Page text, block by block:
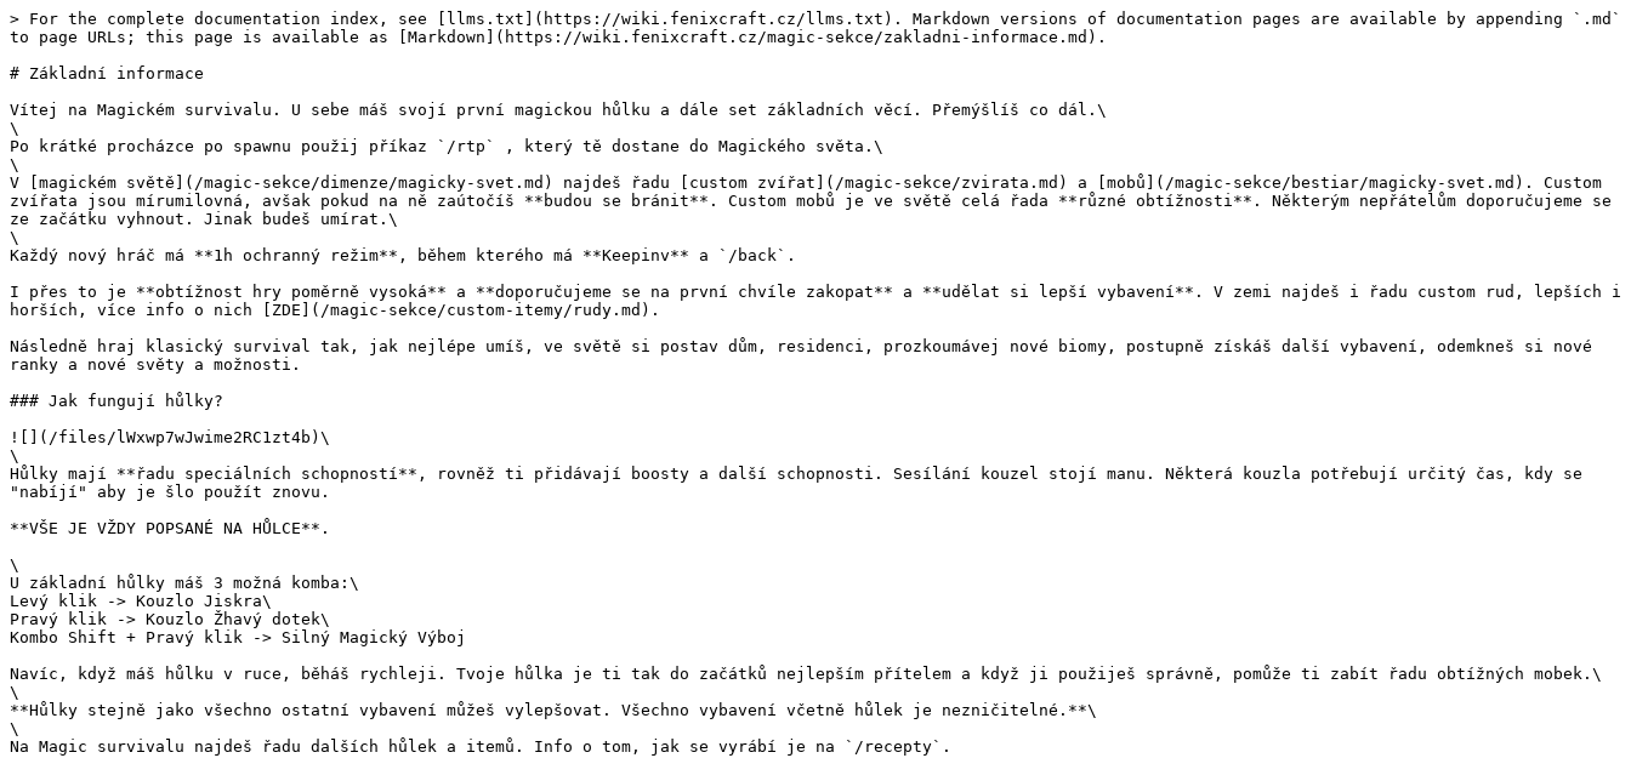
> For the complete documentation index, see [llms.txt](https://wiki.fenixcraft.cz/llms.txt). Markdown versions of documentation pages are available by appending `.md`
to page URLs; this page is available as [Markdown](https://wiki.fenixcraft.cz/magic-sekce/zakladni-informace.md).
# Základní informace
Vítej na Magickém survivalu. U sebe máš svojí první magickou hůlku a dále set základních věcí. Přemýšlíš co dál.\
\
Po krátké procházce po spawnu použij příkaz `/rtp` , který tě dostane do Magického světa.\
\
V [magickém světě](/magic-sekce/dimenze/magicky-svet.md) najdeš řadu [custom zvířat](/magic-sekce/zvirata.md) a [mobů](/magic-sekce/bestiar/magicky-svet.md). Custom
zvířata jsou mírumilovná, avšak pokud na ně zaútočíš **budou se bránit**. Custom mobů je ve světě celá řada **různé obtížnosti**. Některým nepřátelům doporučujeme se
ze začátku vyhnout. Jinak budeš umírat.\
\
Každý nový hráč má **1h ochranný režim**, během kterého má **Keepinv** a `/back`.
I přes to je **obtížnost hry poměrně vysoká** a **doporučujeme se na první chvíle zakopat** a **udělat si lepší vybavení**. V zemi najdeš i řadu custom rud, lepších i
horších, více info o nich [ZDE](/magic-sekce/custom-itemy/rudy.md).
Následně hraj klasický survival tak, jak nejlépe umíš, ve světě si postav dům, residenci, prozkoumávej nové biomy, postupně získáš další vybavení, odemkneš si nové
ranky a nové světy a možnosti.
### Jak fungují hůlky?
![](/files/lWxwp7wJwime2RC1zt4b)\
\
Hůlky mají **řadu speciálních schopností**, rovněž ti přidávají boosty a další schopnosti. Sesílání kouzel stojí manu. Některá kouzla potřebují určitý čas, kdy se
"nabíjí" aby je šlo použít znovu.
**VŠE JE VŽDY POPSANÉ NA HŮLCE**.
\
U základní hůlky máš 3 možná komba:\
Levý klik -> Kouzlo Jiskra\
Pravý klik -> Kouzlo Žhavý dotek\
Kombo Shift + Pravý klik -> Silný Magický Výboj
Navíc, když máš hůlku v ruce, běháš rychleji. Tvoje hůlka je ti tak do začátků nejlepším přítelem a když ji použiješ správně, pomůže ti zabít řadu obtížných mobek.\
\
**Hůlky stejně jako všechno ostatní vybavení můžeš vylepšovat. Všechno vybavení včetně hůlek je nezničitelné.**\
\
Na Magic survivalu najdeš řadu dalších hůlek a itemů. Info o tom, jak se vyrábí je na `/recepty`.